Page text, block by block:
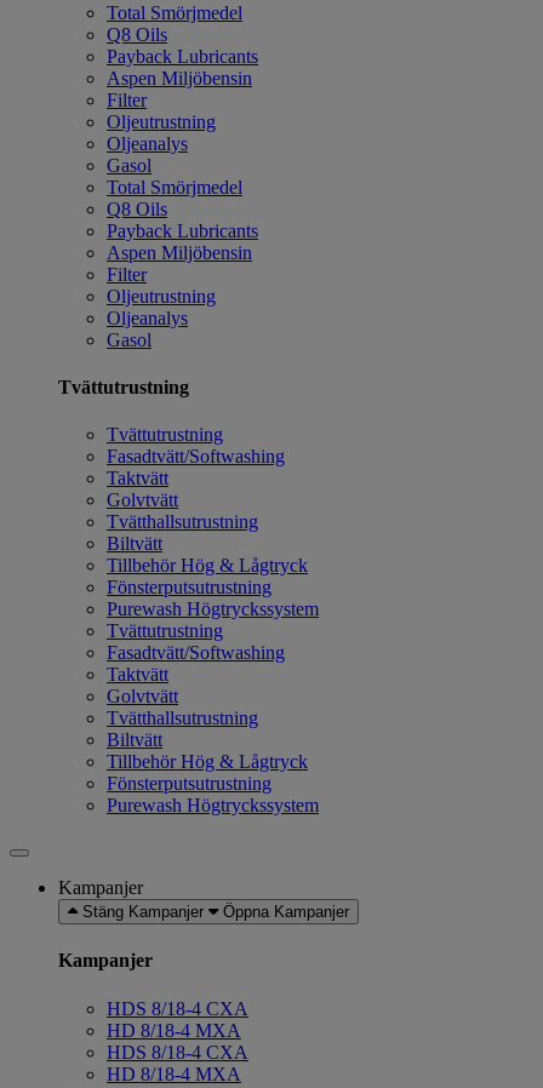
Total Smörjmedel
Q8 Oils
Payback Lubricants
Aspen Miljöbensin
Filter
Oljeutrustning
Oljeanalys
Gasol
Total Smörjmedel
Q8 Oils
Payback Lubricants
Aspen Miljöbensin
Filter
Oljeutrustning
Oljeanalys
Gasol
Tvättutrustning
Tvättutrustning
Fasadtvätt/Softwashing
Taktvätt
Golvtvätt
Tvätthallsutrustning
Biltvätt
Tillbehör Hög & Lågtryck
Fönsterputsutrustning
Purewash Högtryckssystem
Tvättutrustning
Fasadtvätt/Softwashing
Taktvätt
Golvtvätt
Tvätthallsutrustning
Biltvätt
Tillbehör Hög & Lågtryck
Fönsterputsutrustning
Purewash Högtryckssystem
Kampanjer
Stäng Kampanjer Öppna Kampanjer
Kampanjer
HDS 8/18-4 CXA
HD 8/18-4 MXA
HDS 8/18-4 CXA
HD 8/18-4 MXA